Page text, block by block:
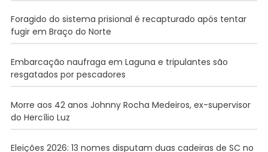
Foragido do sistema prisional é recapturado após tentar
fugir em Braço do Norte
Embarcação naufraga em Laguna e tripulantes são
resgatados por pescadores
Morre aos 42 anos Johnny Rocha Medeiros, ex-supervisor
do Hercílio Luz
Eleições 2026: 13 nomes disputam duas cadeiras de SC no